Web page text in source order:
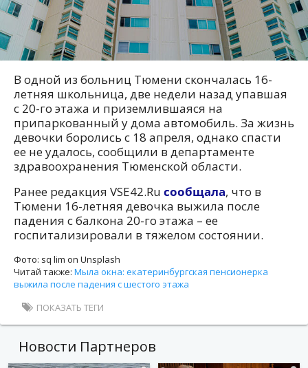
В одной из больниц Тюмени скончалась 16-
летняя школьница, две недели назад упавшая
с 20-го этажа и приземлившаяся на
припаркованный у дома автомобиль. За жизнь
девочки боролись с 18 апреля, однако спасти
ее не удалось, сообщили в департаменте
здравоохранения Тюменской области.
Ранее редакция VSE42.Ru сообщала, что в
Тюмени 16-летняя девочка выжила после
падения с балкона 20-го этажа – ее
госпитализировали в тяжелом состоянии.
Фото: sq lim on Unsplash
Читай также: Мыла окна: екатеринбургская пенсионерка
выжила после падения с шестого этажа
ПОКАЗАТЬ ТЕГИ
Новости Партнеров